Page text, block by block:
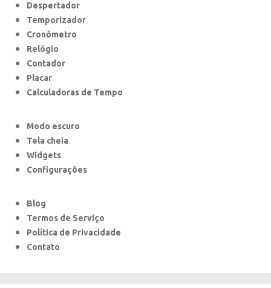
Despertador
Temporizador
Cronômetro
Relógio
Contador
Placar
Calculadoras de Tempo
Modo escuro
Tela cheia
Widgets
Configurações
Blog
Termos de Serviço
Política de Privacidade
Contato